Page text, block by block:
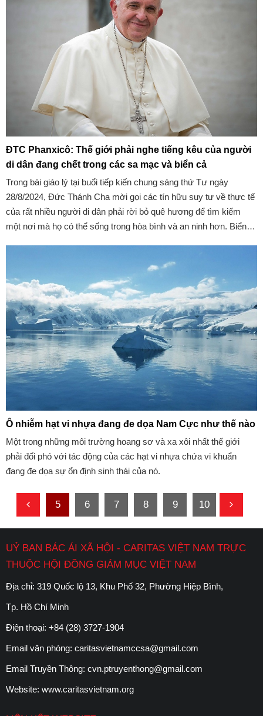
ĐTC Phanxicô: Thế giới phải nghe tiếng kêu của người
di dân đang chết trong các sa mạc và biển cả
Trong bài giáo lý tại buổi tiếp kiến chung sáng thứ Tư ngày
28/8/2024, Đức Thánh Cha mời gọi các tín hữu suy tư về thực tế
của rất nhiều người di dân phải rời bỏ quê hương để tìm kiếm
một nơi mà họ có thể sống trong hòa bình và an ninh hơn. Biển
Ô nhiễm hạt vi nhựa đang đe dọa Nam Cực như thế nào
Một trong những môi trường hoang sơ và xa xôi nhất thế giới
phải đối phó với tác động của các hạt vi nhựa chứa vi khuẩn
đang đe dọa sự ổn định sinh thái của nó.
5 6 7 8 9 10
UỶ BAN BÁC ÁI XÃ HỘI - CARITAS VIỆT NAM TRỰC
THUỘC HỘI ĐỒNG GIÁM MỤC VIỆT NAM
Địa chỉ: 319 Quốc lộ 13, Khu Phố 32, Phường Hiệp Bình,
Tp. Hồ Chí Minh
Điện thoại: +84 (28) 3727-1904
Email văn phòng: caritasvietnamccsa@gmail.com
Email Truyền Thông: cvn.ptruyenthong@gmail.com
Website: www.caritasvietnam.org